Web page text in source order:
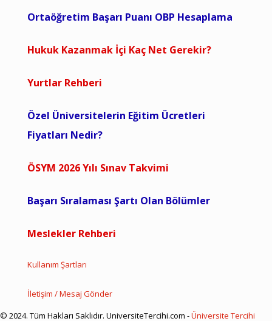
Ortaöğretim Başarı Puanı OBP Hesaplama
Hukuk Kazanmak İçi Kaç Net Gerekir?
Yurtlar Rehberi
Özel Üniversitelerin Eğitim Ücretleri
Fiyatları Nedir?
ÖSYM 2026 Yılı Sınav Takvimi
Başarı Sıralaması Şartı Olan Bölümler
Meslekler Rehberi
Kullanım Şartları
İletişim / Mesaj Gönder
© 2024. Tüm Hakları Saklıdır. UniversiteTercihi.com -Üniversite Tercihi